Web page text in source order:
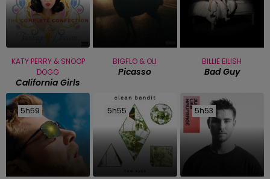
KATY PERRY & SNOOP
DOGG
California Girls
BIGFLO & OLI
Picasso
BILLIE EILISH
Bad Guy
5h59
5h59 5h55
5h55 5h53
5h53